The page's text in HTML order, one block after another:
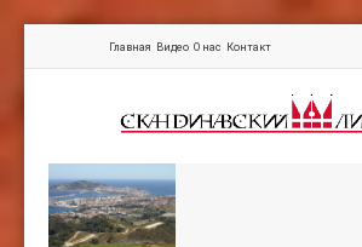
Главная Видео О нас Контакт